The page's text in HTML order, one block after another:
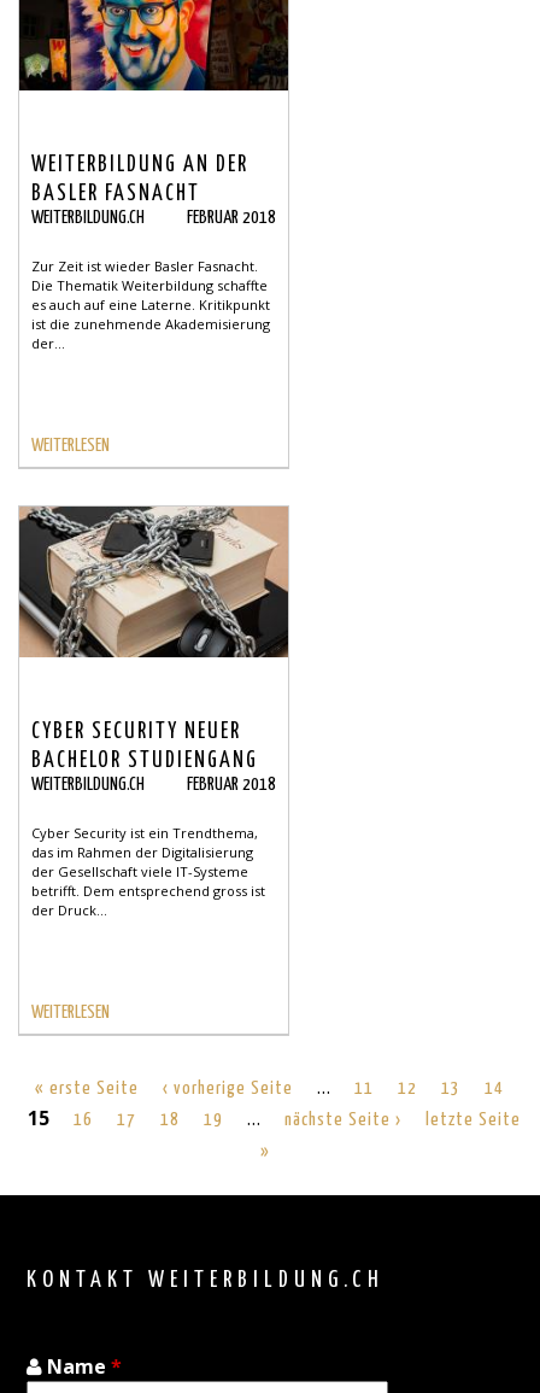
WEITERBILDUNG AN DER
BASLER FASNACHT
WEITERBILDUNG.CH FEBRUAR 2018
Zur Zeit ist wieder Basler Fasnacht.
Die Thematik Weiterbildung schaffte
es auch auf eine Laterne. Kritikpunkt
ist die zunehmende Akademisierung
der...
WEITERLESEN
CYBER SECURITY NEUER
BACHELOR STUDIENGANG
WEITERBILDUNG.CH FEBRUAR 2018
Cyber Security ist ein Trendthema,
das im Rahmen der Digitalisierung
der Gesellschaft viele IT-Systeme
betrifft. Dem entsprechend gross ist
der Druck...
WEITERLESEN
« erste Seite ‹ vorherige Seite … 11 12 13 14
15 16 17 18 19 … nächste Seite ›
letzte Seite
»
top
KONTAKT WEITERBILDUNG.CH
Name*